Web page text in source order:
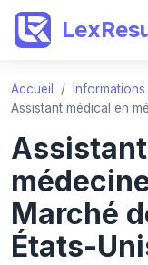
Accueil /
Assistant médical en
Marché
États-